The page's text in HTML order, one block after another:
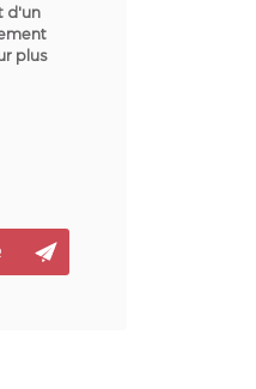
d'un
plus